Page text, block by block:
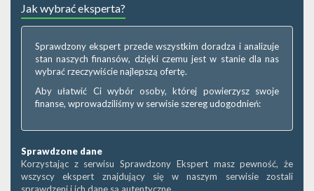
Jak wybrać eksperta?
Sprawdzony ekspert przede wszystkim doradza i analizuje
stan naszych finansów, dzięki czemu jest w stanie dla nas
wybrać rzeczywiście najlepszą ofertę.
Aby ułatwić Ci wybór osoby, której powierzysz swoje
finanse, wprowadziliśmy w serwisie szereg udogodnień:
Sprawdzone dane
Korzystając z serwisu Sprawdzony Ekspert masz pewność, że
wszyscy ekspert znajdujący się w naszym serwisie zostali